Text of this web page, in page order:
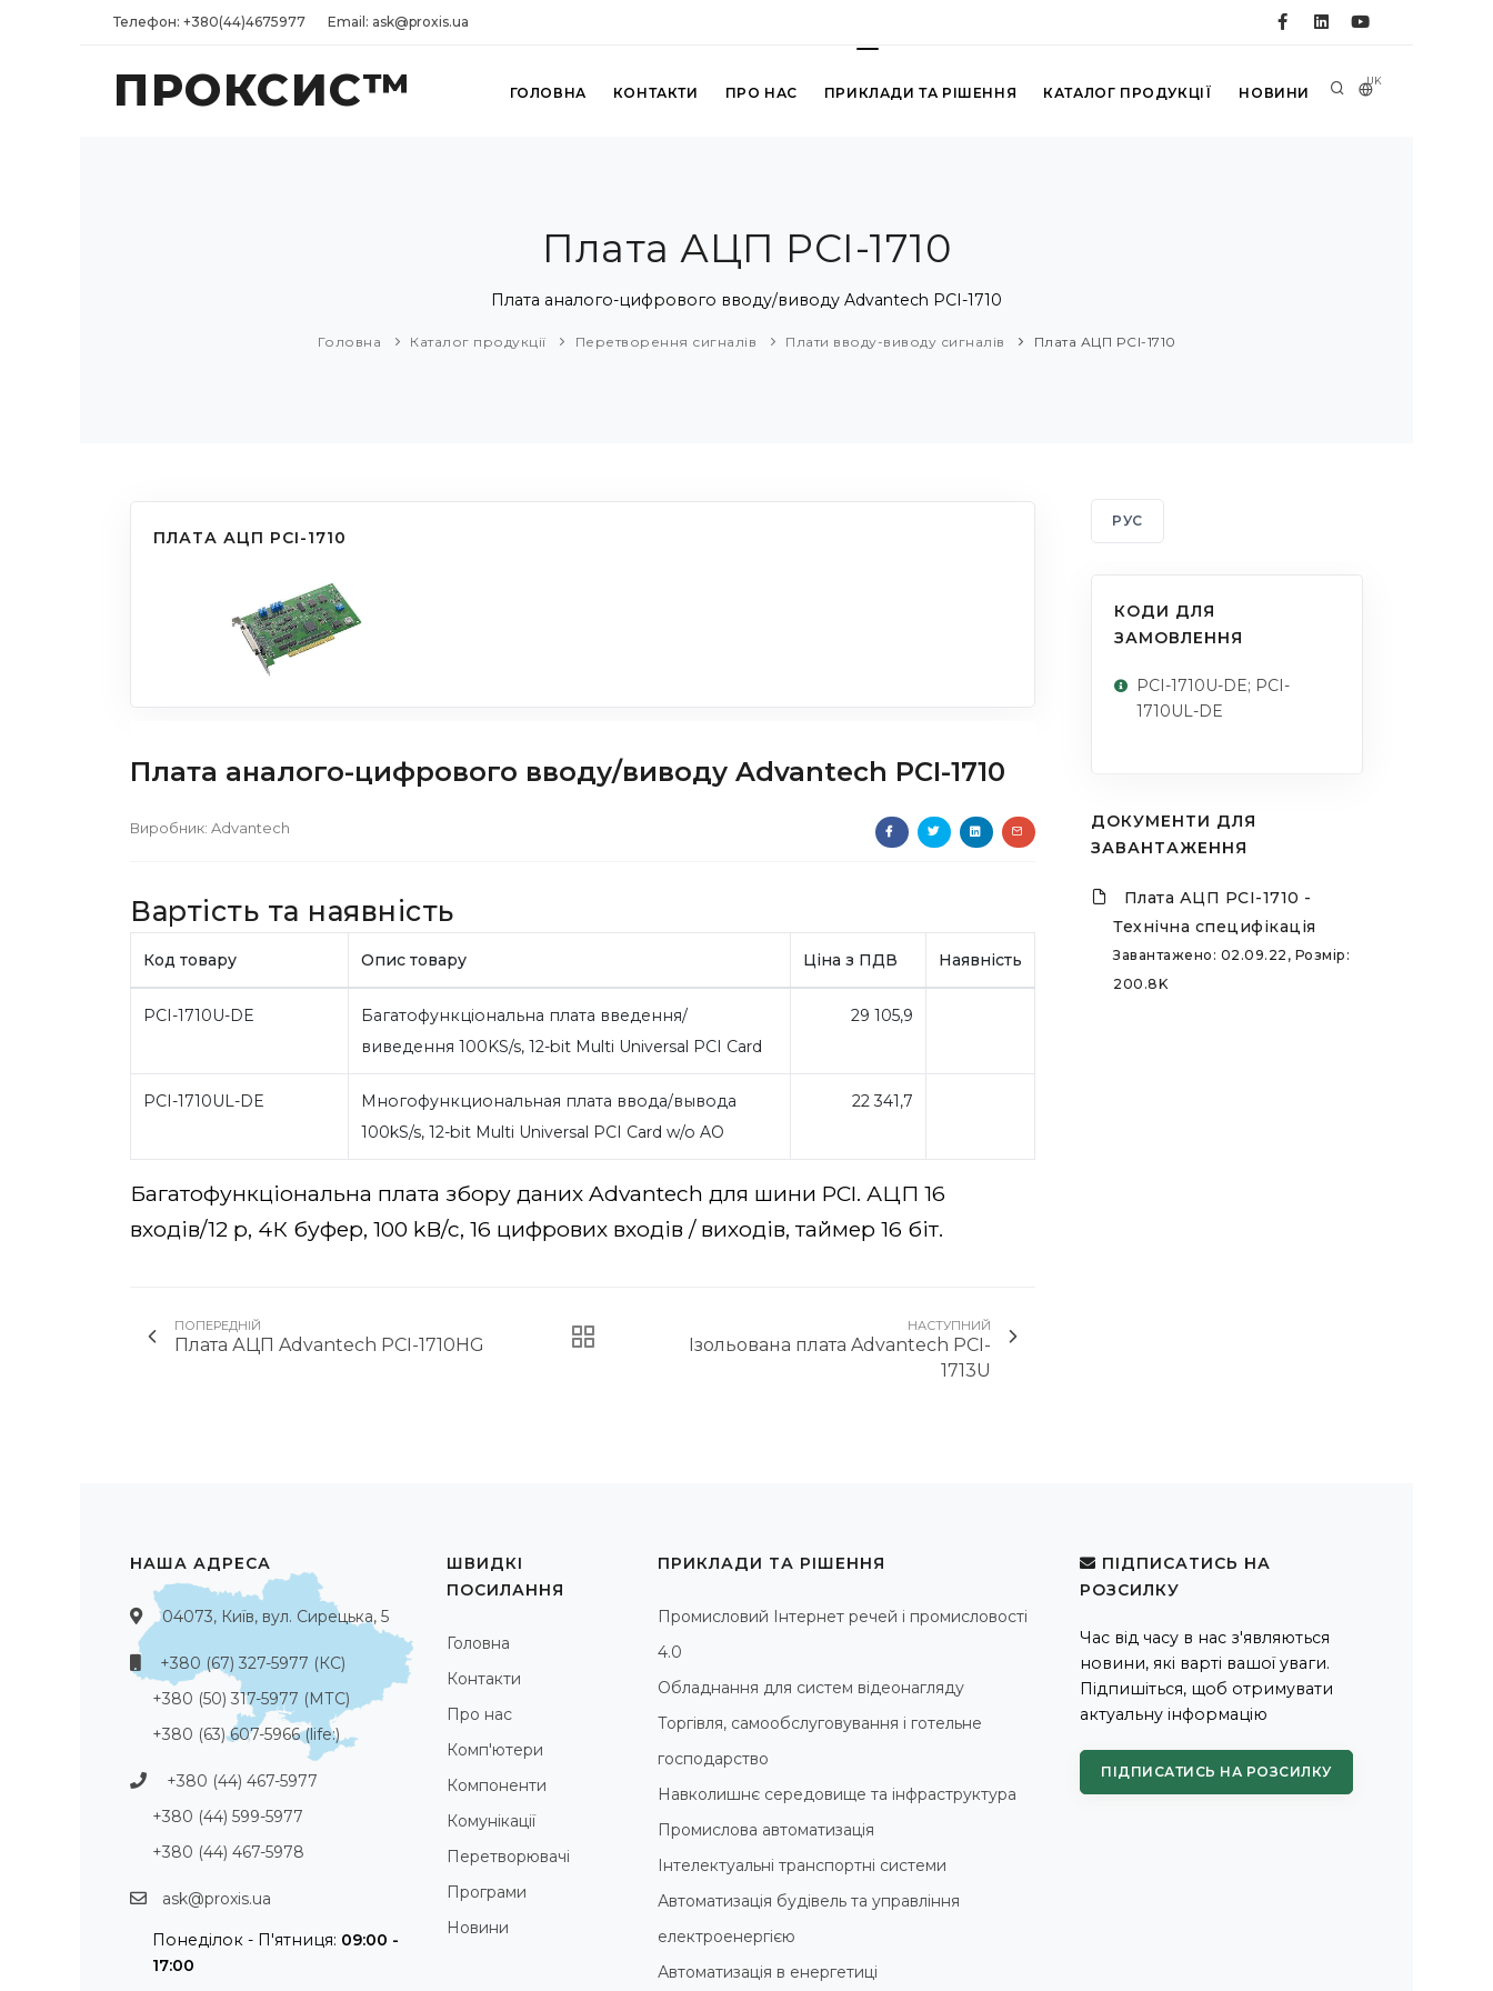
Телефон: +380(44)4675977 Email: ask@proxis.ua
ПРОКСИС™ UK
ГОЛОВНА КОНТАКТИ ПРО НАС ПРИКЛАДИ ТА РІШЕННЯ КАТАЛОГ ПРОДУКЦІЇ НОВИНИ
Плата АЦП PCI-1710
Плата аналого-цифрового вводу/виводу Advantech PCI-1710
Головна Каталог продукції Перетворення сигналів Плати вводу-виводу сигналів Плата АЦП PCI-1710
ПЛАТА АЦП PCI-1710
Плата аналого-цифрового вводу/виводу Advantech PCI-1710
Виробник: Advantech
Вартість та наявність
Код товару Опис товару Ціна з ПДВ Наявність
PCI-1710U-DE
Багатофункціональна плата введення/
виведення 100KS/s, 12-bit Multi Universal PCI Card
29 105,9
PCI-1710UL-DE
Многофункциональная плата ввода/вывода
100kS/s, 12-bit Multi Universal PCI Card w/o AO
22 341,7
Багатофункціональна плата збору даних Advantech для шини PCI. АЦП 16
входів/12 р, 4К буфер, 100 kВ/с, 16 цифрових входів / виходів, таймер 16 біт.
ПОПЕРЕДНІЙ
Плата АЦП Advantech PCI-1710HG
НАСТУПНИЙ
Ізольована плата Advantech PCI-
1713U
РУС
КОДИ ДЛЯ
ЗАМОВЛЕННЯ
PCI-1710U-DE; PCI-
1710UL-DE
ДОКУМЕНТИ ДЛЯ
ЗАВАНТАЖЕННЯ
Плата АЦП PCI-1710 -
Технічна специфікація
Завантажено: 02.09.22, Розмір:
200.8K
НАША АДРЕСА
04073, Київ, вул. Сирецька, 5
+380 (67) 327-5977 (КС)
+380 (50) 317-5977 (МТС)
+380 (63) 607-5966 (life:)
+380 (44) 467-5977
+380 (44) 599-5977
+380 (44) 467-5978
ask@proxis.ua
Понеділок - П'ятниця: 09:00 -
17:00
ШВИДКІ
ПОСИЛАННЯ
Головна
Контакти
Про нас
Комп'ютери
Компоненти
Комунікації
Перетворювачі
Програми
Новини
ПРИКЛАДИ ТА РІШЕННЯ
Промисловий Інтернет речей і промисловості
4.0
Обладнання для систем відеонагляду
Торгівля, самообслуговування і готельне
господарство
Навколишнє середовище та інфраструктура
Промислова автоматизація
Інтелектуальні транспортні системи
Автоматизація будівель та управління
електроенергією
Автоматизація в енергетиці
ПІДПИСАТИСЬ НА
РОЗСИЛКУ
Час від часу в нас з'являються
новини, які варті вашої уваги.
Підпишіться, щоб отримувати
актуальну інформацію
ПІДПИСАТИСЬ НА РОЗСИЛКУ